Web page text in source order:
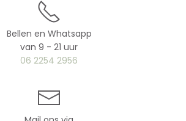
Bellen en Whatsapp
van 9 - 21 uur
06 2254 2956